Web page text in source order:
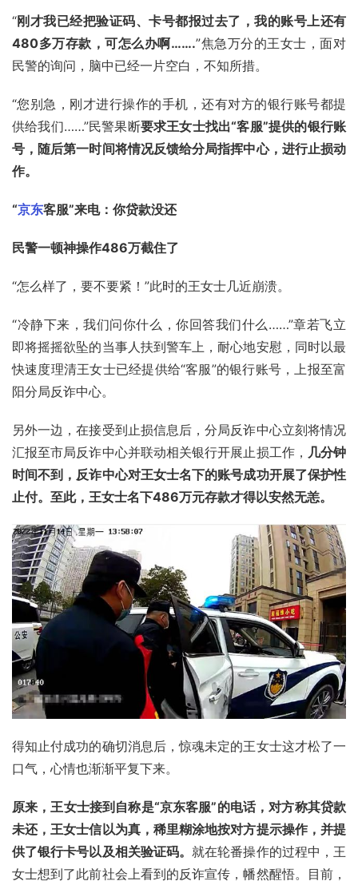
“刚才我已经把验证码、卡号都报过去了，我的账号上还有
480多万存款，可怎么办啊…….”焦急万分的王女士，面对
民警的询问，脑中已经一片空白，不知所措。
“您别急，刚才进行操作的手机，还有对方的银行账号都提
供给我们……”民警果断要求王女士找出“客服”提供的银行账
号，随后第一时间将情况反馈给分局指挥中心，进行止损动
作。
“京东客服”来电：你贷款没还
民警一顿神操作486万截住了
“怎么样了，要不要紧！”此时的王女士几近崩溃。
“冷静下来，我们问你什么，你回答我们什么……”章若飞立
即将摇摇欲坠的当事人扶到警车上，耐心地安慰，同时以最
快速度理清王女士已经提供给“客服”的银行账号，上报至富
阳分局反诈中心。
另外一边，在接受到止损信息后，分局反诈中心立刻将情况
汇报至市局反诈中心并联动相关银行开展止损工作， 几分钟
时间不到，反诈中心对王女士名下的账号成功开展了保护性
止付。至此，王女士名下486万元存款才得以安然无恙。
得知止付成功的确切消息后，惊魂未定的王女士这才松了一
口气，心情也渐渐平复下来。
原来，王女士接到自称是“京东客服”的电话，对方称其贷款
未还，王女士信以为真，稀里糊涂地按对方提示操作，并提
供了银行卡号以及相关验证码。就在轮番操作的过程中，王
女士想到了此前社会上看到的反诈宣传，幡然醒悟。目前，